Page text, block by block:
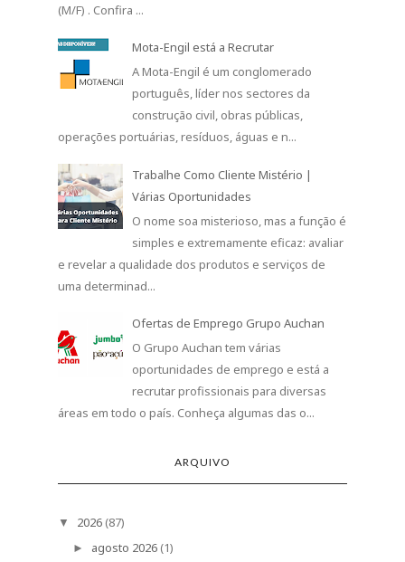
(M/F) . Confira ...
Mota-Engil está a Recrutar
A Mota-Engil é um conglomerado
português, líder nos sectores da
construção civil, obras públicas,
operações portuárias, resíduos, águas e n...
Trabalhe Como Cliente Mistério |
Várias Oportunidades
O nome soa misterioso, mas a função é
simples e extremamente eficaz: avaliar
e revelar a qualidade dos produtos e serviços de
uma determinad...
Ofertas de Emprego Grupo Auchan
O Grupo Auchan tem várias
oportunidades de emprego e está a
recrutar profissionais para diversas
áreas em todo o país. Conheça algumas das o...
ARQUIVO
▼ 2026 (87)
► agosto 2026 (1)